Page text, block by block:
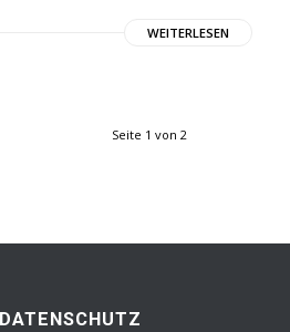
WEITERLESEN
Seite 1 von 2